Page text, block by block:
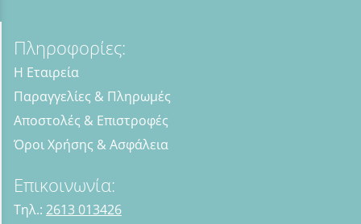
Πληροφορίες:
Η Εταιρεία
Παραγγελίες & Πληρωμές
Αποστολές & Επιστροφές
Όροι Χρήσης & Ασφάλεια
Επικοινωνία:
Τηλ.: 2613 013426